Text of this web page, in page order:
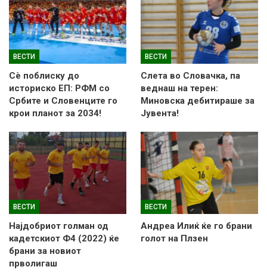
ВЕСТИ
Сè поблиску до
историско ЕП: РФМ со
Србите и Словенците го
крои планот за 2034!
ВЕСТИ
Слетa во Словачка, па
веднаш на терен:
Миновска дебитираше за
Јувента!
ВЕСТИ
Најдобриот голман од
кадетскиот Ф4 (2022) ќе
брани за новиот
прволигаш
ВЕСТИ
Андреа Илиќ ќе го брани
голот на Плзен